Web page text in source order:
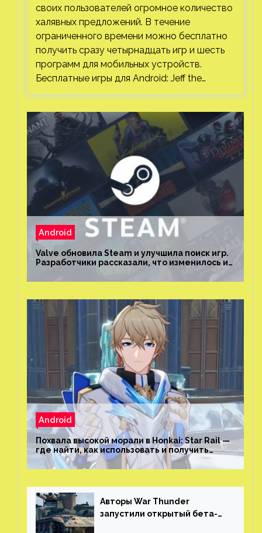
своих пользователей огромное количество
халявных предложений. В течение
ограниченного времени можно бесплатно
получить сразу четырнадцать игр и шесть
программ для мобильных устройств.
Бесплатные игры для Android: Jeff the…
Android
Valve обновила Steam и улучшила поиск игр.
Разработчики рассказали, что изменилось и
Android
Похвала высокой морали в Honkai: Star Rail —
где найти, как использовать и получить
скрытые достижения
Авторы War Thunder
запустили открытый бета-